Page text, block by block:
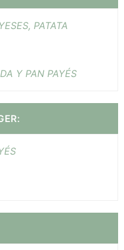
PATATA
Y PAN PAYÉS